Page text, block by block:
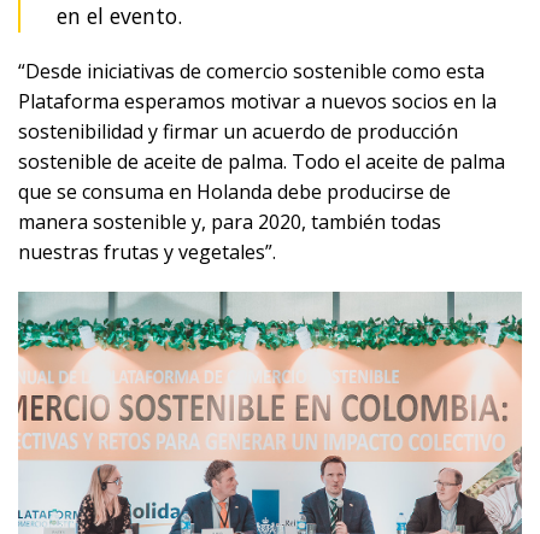
en el evento.
“Desde iniciativas de comercio sostenible como esta
Plataforma esperamos motivar a nuevos socios en la
sostenibilidad y firmar un acuerdo de producción
sostenible de aceite de palma. Todo el aceite de palma
que se consuma en Holanda debe producirse de
manera sostenible y, para 2020, también todas
nuestras frutas y vegetales”.